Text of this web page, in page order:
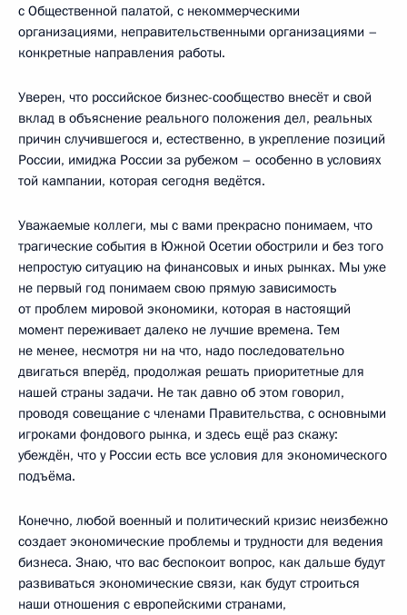
с Общественной палатой, с некоммерческими
организациями, неправительственными организациями –
конкретные направления работы.
Уверен, что российское бизнес-сообщество внесёт и свой
вклад в объяснение реального положения дел, реальных
причин случившегося и, естественно, в укрепление позиций
России, имиджа России за рубежом – особенно в условиях
той кампании, которая сегодня ведётся.
Уважаемые коллеги, мы с вами прекрасно понимаем, что
трагические события в Южной Осетии обострили и без того
непростую ситуацию на финансовых и иных рынках. Мы уже
не первый год понимаем свою прямую зависимость
от проблем мировой экономики, которая в настоящий
момент переживает далеко не лучшие времена. Тем
не менее, несмотря ни на что, надо последовательно
двигаться вперёд, продолжая решать приоритетные для
нашей страны задачи. Не так давно об этом говорил,
проводя совещание с членами Правительства, с основными
игроками фондового рынка, и здесь ещё раз скажу:
убеждён, что у России есть все условия для экономического
подъёма.
Конечно, любой военный и политический кризис неизбежно
создает экономические проблемы и трудности для ведения
бизнеса. Знаю, что вас беспокоит вопрос, как дальше будут
развиваться экономические связи, как будут строиться
наши отношения с европейскими странами,